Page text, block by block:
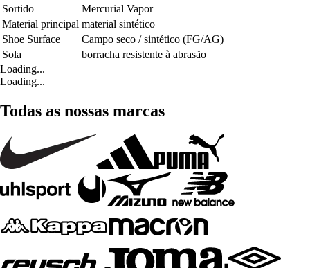
Sortido
Mercurial Vapor
Material principal material sintético
Shoe Surface
Campo seco / sintético (FG/AG)
Sola
borracha resistente à abrasão
Loading...
Loading...
Todas as nossas marcas